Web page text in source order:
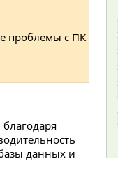
проблемы с ПК
данных и